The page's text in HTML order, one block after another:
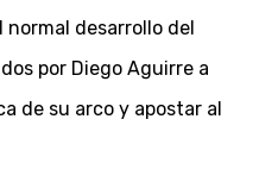
desarrollo del
por Diego Aguirre a
de su arco y apostar al